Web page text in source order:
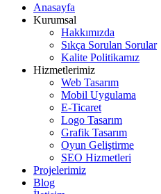
Anasayfa
Kurumsal
Hakkımızda
Sıkça Sorulan Sorular
Kalite Politikamız
Hizmetlerimiz
Web Tasarım
Mobil Uygulama
E-Ticaret
Logo Tasarım
Grafik Tasarım
Oyun Geliştirme
SEO Hizmetleri
Projelerimiz
Blog